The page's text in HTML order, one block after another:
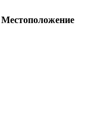
Местоположение